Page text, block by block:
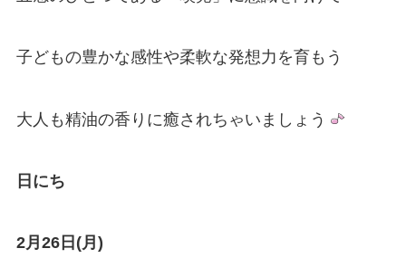
子どもの豊かな感性や柔軟な発想力を育もう
大人も精油の香りに癒されちゃいましょう
日にち
2月26日(月)